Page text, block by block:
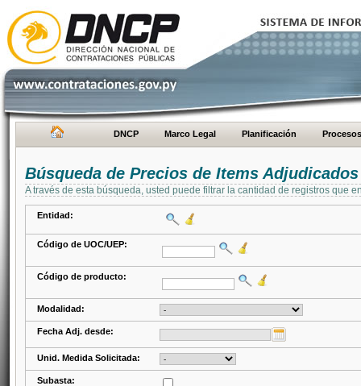
DNCP Marco Legal Planificación Procesos
Búsqueda de Precios de Items Adjudicados
A través de esta búsqueda, usted puede filtrar la cantidad de registros que
Entidad:
Código de UOC/UEP:
Código de producto:
Modalidad:
Fecha Adj. desde:
Unid. Medida Solicitada:
Subasta: